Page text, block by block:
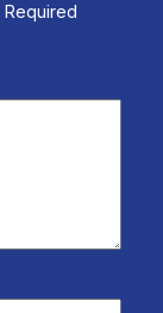
Required